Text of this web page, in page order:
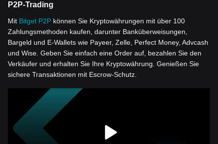
P2P-Trading
Mit Bitget P2P können Sie Kryptowährungen mit über 100
Zahlungsmethoden kaufen, darunter Banküberweisungen,
Bargeld und E-Wallets wie Payeer, Zelle, Perfect Money, Advcash
und Wise. Geben Sie einfach eine Order auf, bezahlen Sie den
Verkäufer und erhalten Sie Ihre Kryptowährung. Genießen Sie
sichere Transaktionen mit Escrow-Schutz.